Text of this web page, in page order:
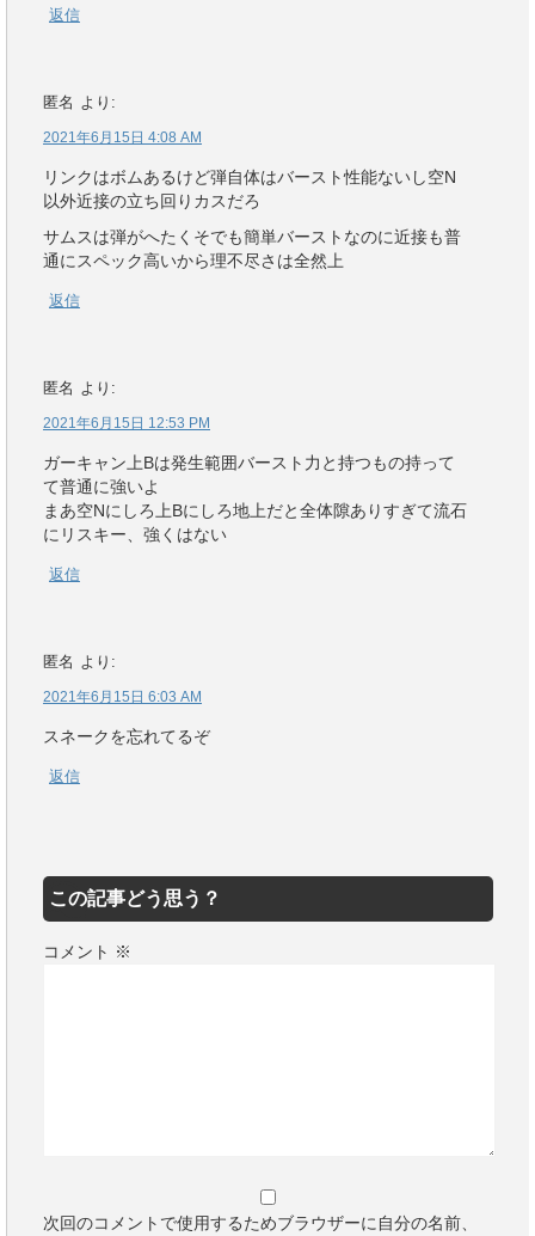
返信
匿名 より:
2021年6月15日 4:08 AM
リンクはボムあるけど弾自体はバースト性能ないし空N
以外近接の立ち回りカスだろ
サムスは弾がへたくそでも簡単バーストなのに近接も普
通にスペック高いから理不尽さは全然上
返信
匿名 より:
2021年6月15日 12:53 PM
ガーキャン上Bは発生範囲バースト力と持つもの持って
て普通に強いよ
まあ空Nにしろ上Bにしろ地上だと全体隙ありすぎて流石
にリスキー、強くはない
返信
匿名 より:
2021年6月15日 6:03 AM
スネークを忘れてるぞ
返信
この記事どう思う？
コメント ※
次回のコメントで使用するためブラウザーに自分の名前、